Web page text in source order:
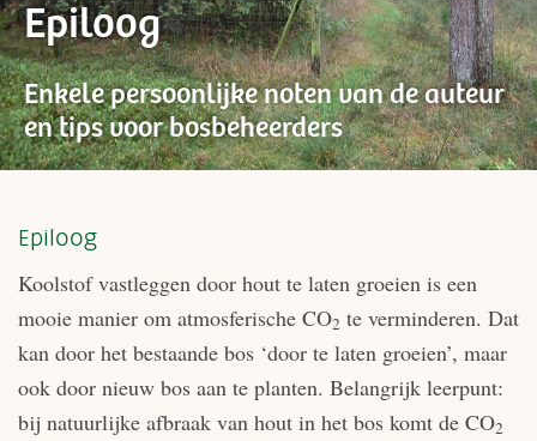
Epiloog
Enkele persoonlijke noten van de auteur
en tips voor bosbeheerders
Epiloog
Koolstof vastleggen door hout te laten groeien is een
mooie manier om atmosferische CO2 te verminderen. Dat
kan door het bestaande bos ‘door te laten groeien’, maar
ook door nieuw bos aan te planten. Belangrijk leerpunt:
bij natuurlijke afbraak van hout in het bos komt de CO2